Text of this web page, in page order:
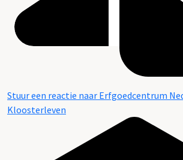
Stuur een reactie naar Erfgoedcentrum
Kloosterleven